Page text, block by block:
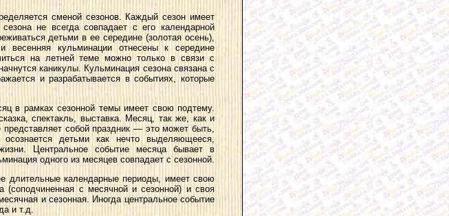
сменой сезонов. Каждый сезон имеет
не всегда совпадает с его календарной
детьми в ее середине (золотая осень),
кульминации отнесены к середине
на летней теме можно только в связи с
каникулы. Кульминация сезона связана с
и разрабатывается в событиях, которые
в рамках сезонной темы имеет свою подтему.
спектакль, выставка. Месяц, так же, как и
собой праздник — это может быть,
детьми как нечто выделяющееся,
Центральное событие месяца бывает в
одного из месяцев совпадает с сезонной.
длительные календарные периоды, имеет свою
с месячной и сезонной) и своя
и сезонная. Иногда центральное событие
и т.д.